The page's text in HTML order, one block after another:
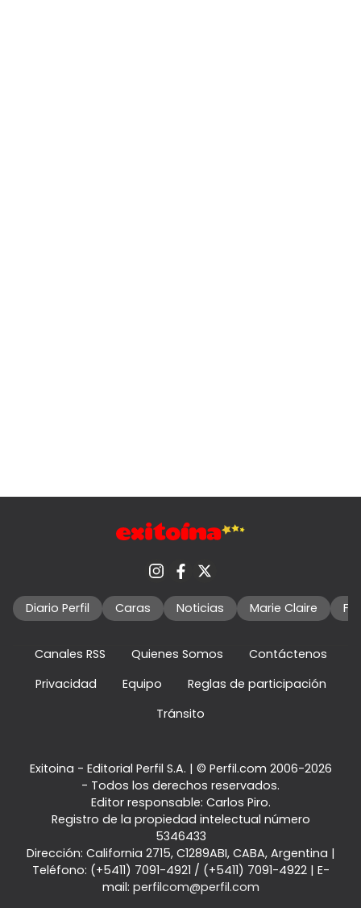
Diario Perfil Caras Noticias Marie Claire
Canales RSS Quienes Somos
Contáctenos
Privacidad
Equipo
Reglas de participación
Tránsito
Exitoina - Editorial Perfil S.A. | © Perfil.com 2006-2026
- Todos los derechos reservados.
Editor responsable: Carlos Piro.
Registro de la propiedad intelectual número
5346433
Dirección: California 2715, C1289ABI, CABA, Argentina |
Teléfono: (+5411) 7091-4921 / (+5411) 7091-4922| E-
mail: perfilcom@perfil.com